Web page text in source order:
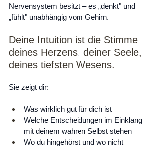
Nervensystem besitzt – es „denkt" und
„fühlt" unabhängig vom Gehirn.
Deine Intuition ist die Stimme
deines Herzens, deiner Seele,
deines tiefsten Wesens.
Sie zeigt dir:
Was wirklich gut für dich ist
Welche Entscheidungen im Einklang
mit deinem wahren Selbst stehen
Wo du hingehörst und wo nicht